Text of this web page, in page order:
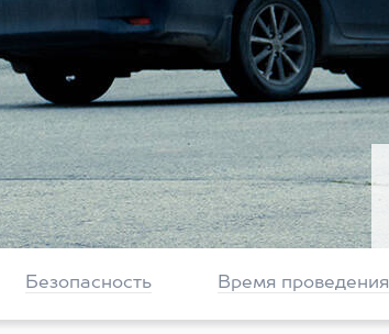
Безопасность Время проведения